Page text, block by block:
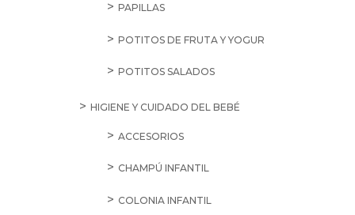
PAPILLAS
POTITOS DE FRUTA Y YOGUR
POTITOS SALADOS
HIGIENE Y CUIDADO DEL BEBÉ
ACCESORIOS
CHAMPÚ INFANTIL
COLONIA INFANTIL